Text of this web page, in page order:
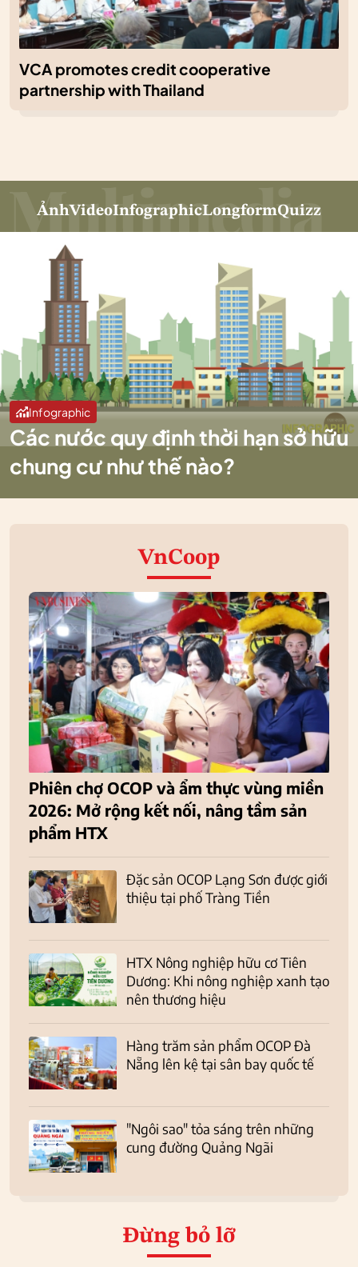
VCA promotes credit cooperative
partnership with Thailand
ẢnhVideoInfographicLongformQuizz
Infographic
Các nước quy định thời hạn sở hữu
chung cư như thế nào?
VnCoop
Phiên chợ OCOP và ẩm thực vùng miền
2026: Mở rộng kết nối, nâng tầm sản
phẩm HTX
Đặc sản OCOP Lạng Sơn được giới
thiệu tại phố Tràng Tiền
HTX Nông nghiệp hữu cơ Tiên
Dương: Khi nông nghiệp xanh tạo
nên thương hiệu
Hàng trăm sản phẩm OCOP Đà
Nẵng lên kệ tại sân bay quốc tế
"Ngôi sao" tỏa sáng trên những
cung đường Quảng Ngãi
Đừng bỏ lỡ